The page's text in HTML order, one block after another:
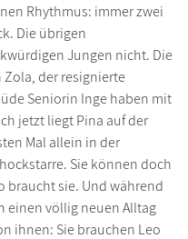
Rhythmus: immer zwei
Die übrigen
Jungen nicht. Die
der resignierte
Seniorin Inge haben mit
jetzt liegt Pina auf der
Mal allein in der
Sie können doch
braucht sie. Und während
einen völlig neuen Alltag
ihnen: Sie brauchen Leo